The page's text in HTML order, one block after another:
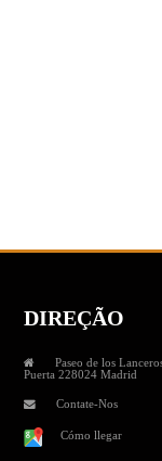
DIREÇÃO
Paseo de los
Puerta 228024 Madrid
Contate-Nos
Cómo llegar